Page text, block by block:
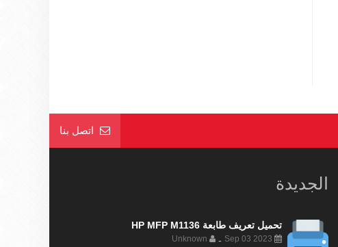
اتصل بنا
الجديدة
تحميل تعريف طابعة HP MFP M1136
Sep 03 2023
-
Unknown